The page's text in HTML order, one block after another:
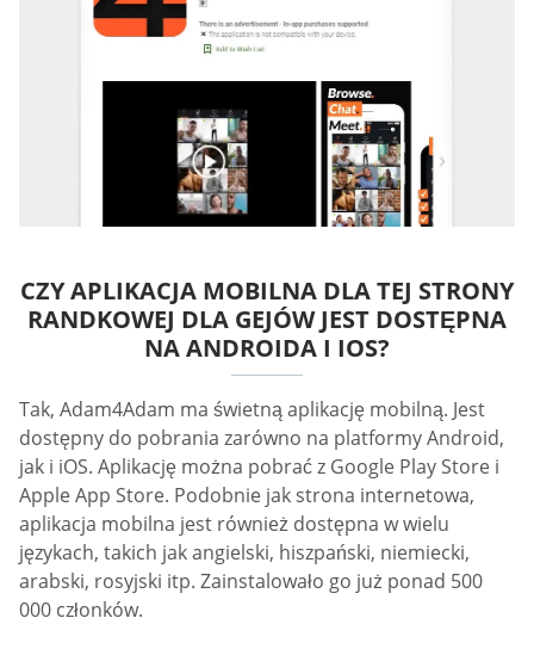
CZY APLIKACJA MOBILNA DLA TEJ STRONY
RANDKOWEJ DLA GEJÓW JEST DOSTĘPNA
NA ANDROIDA I IOS?
Tak, Adam4Adam ma świetną aplikację mobilną. Jest
dostępny do pobrania zarówno na platformy Android,
jak i iOS. Aplikację można pobrać z Google Play Store i
Apple App Store. Podobnie jak strona internetowa,
aplikacja mobilna jest również dostępna w wielu
językach, takich jak angielski, hiszpański, niemiecki,
arabski, rosyjski itp. Zainstalowało go już ponad 500
000 członków.